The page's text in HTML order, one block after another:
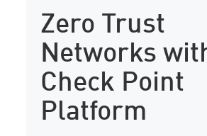
Zero Trust
Networks
Check Point
Platform